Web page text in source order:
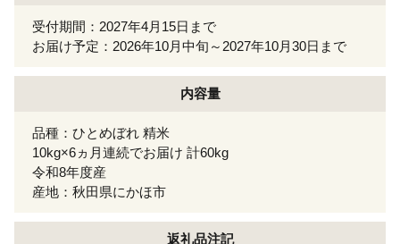
受付期間：2027年4月15日まで
お届け予定：2026年10月中旬～2027年10月30日まで
内容量
品種：ひとめぼれ 精米
10kg×6ヵ月連続でお届け 計60kg
令和8年度産
産地：秋田県にかほ市
返礼品注記